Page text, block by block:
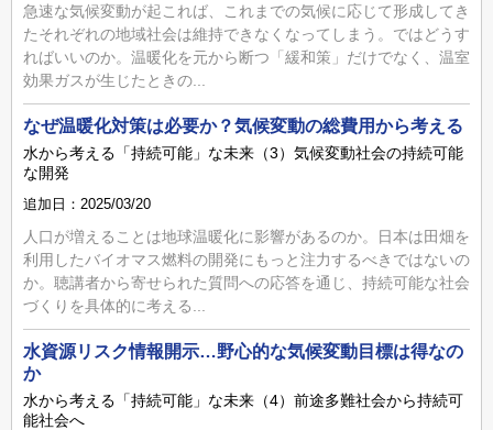
急速な気候変動が起これば、これまでの気候に応じて形成してき
たそれぞれの地域社会は維持できなくなってしまう。ではどうす
ればいいのか。温暖化を元から断つ「緩和策」だけでなく、温室
効果ガスが生じたときの...
なぜ温暖化対策は必要か？気候変動の総費用から考える
水から考える「持続可能」な未来（3）気候変動社会の持続可能
な開発
追加日：2025/03/20
人口が増えることは地球温暖化に影響があるのか。日本は田畑を
利用したバイオマス燃料の開発にもっと注力するべきではないの
か。聴講者から寄せられた質問への応答を通じ、持続可能な社会
づくりを具体的に考える...
水資源リスク情報開示…野心的な気候変動目標は得なの
か
水から考える「持続可能」な未来（4）前途多難社会から持続可
能社会へ